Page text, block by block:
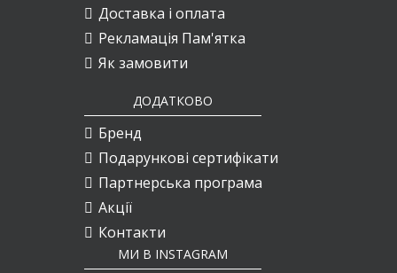
Доставка і оплата
Рекламація Пам'ятка
Як замовити
ДОДАТКОВО
Бренд
Подарункові сертифікати
Партнерська програма
Акції
Контакти
МИ В INSTAGRAM